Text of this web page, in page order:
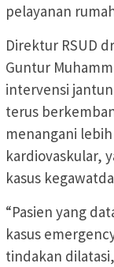
pelayanan
Direktur RSUD
Guntur
intervensi
terus
menangani
kardiovaskular,
kasus
“Pasien yang
kasus
tindakan